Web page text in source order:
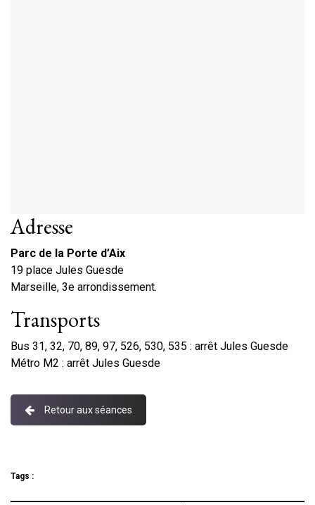
Adresse
Parc de la Porte d’Aix
19 place Jules Guesde
Marseille, 3e arrondissement.
Transports
Bus 31, 32, 70, 89, 97, 526, 530, 535 : arrêt Jules Guesde
Métro M2 : arrêt Jules Guesde
Retour aux séances
Tags :